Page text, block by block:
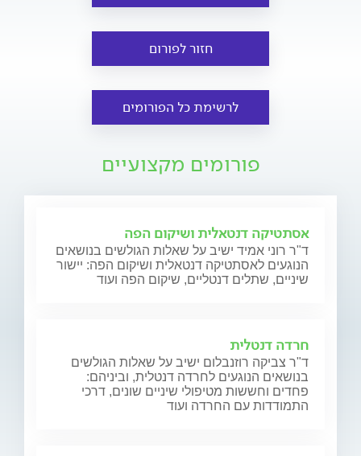
חזור לפורום
לרשימת כל הפורומים
פורומים מקצועיים
אסתטיקה דנטאלית ושיקום הפה
ד"ר רוני אמיד ישיב על שאלות הגולשים בנושאים
הנוגעים לאסתטיקה דנטאלית ושיקום הפה: יישור
שיניים, שתלים דנטליים, שיקום הפה ועוד
חרדה דנטלית
ד"ר צביקה רוזנבלום ישיב על שאלות הגולשים
בנושאים הנוגעים לחרדה דנטלית, וביניהם:
פחדים וחששות מטיפולי שיניים שונים, דרכי
התמודדות עם החרדה ועוד